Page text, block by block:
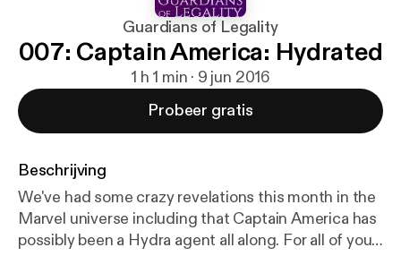
Guardians of Legality
007: Captain America: Hydrated
1 h 1 min · 9 jun 2016
Probeer gratis
Beschrijving
We've had some crazy revelations this month in the
Marvel universe including that Captain America has
possibly been a Hydra agent all along. For all of you